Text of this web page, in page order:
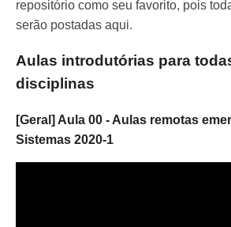
repositório como seu favorito, pois
serão postadas aqui.
Aulas introdutórias para
disciplinas
[Geral] Aula 00 - Aulas remotas
Sistemas 2020-1